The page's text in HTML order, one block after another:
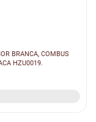
BRANCA, COMBUS
HZU0019.